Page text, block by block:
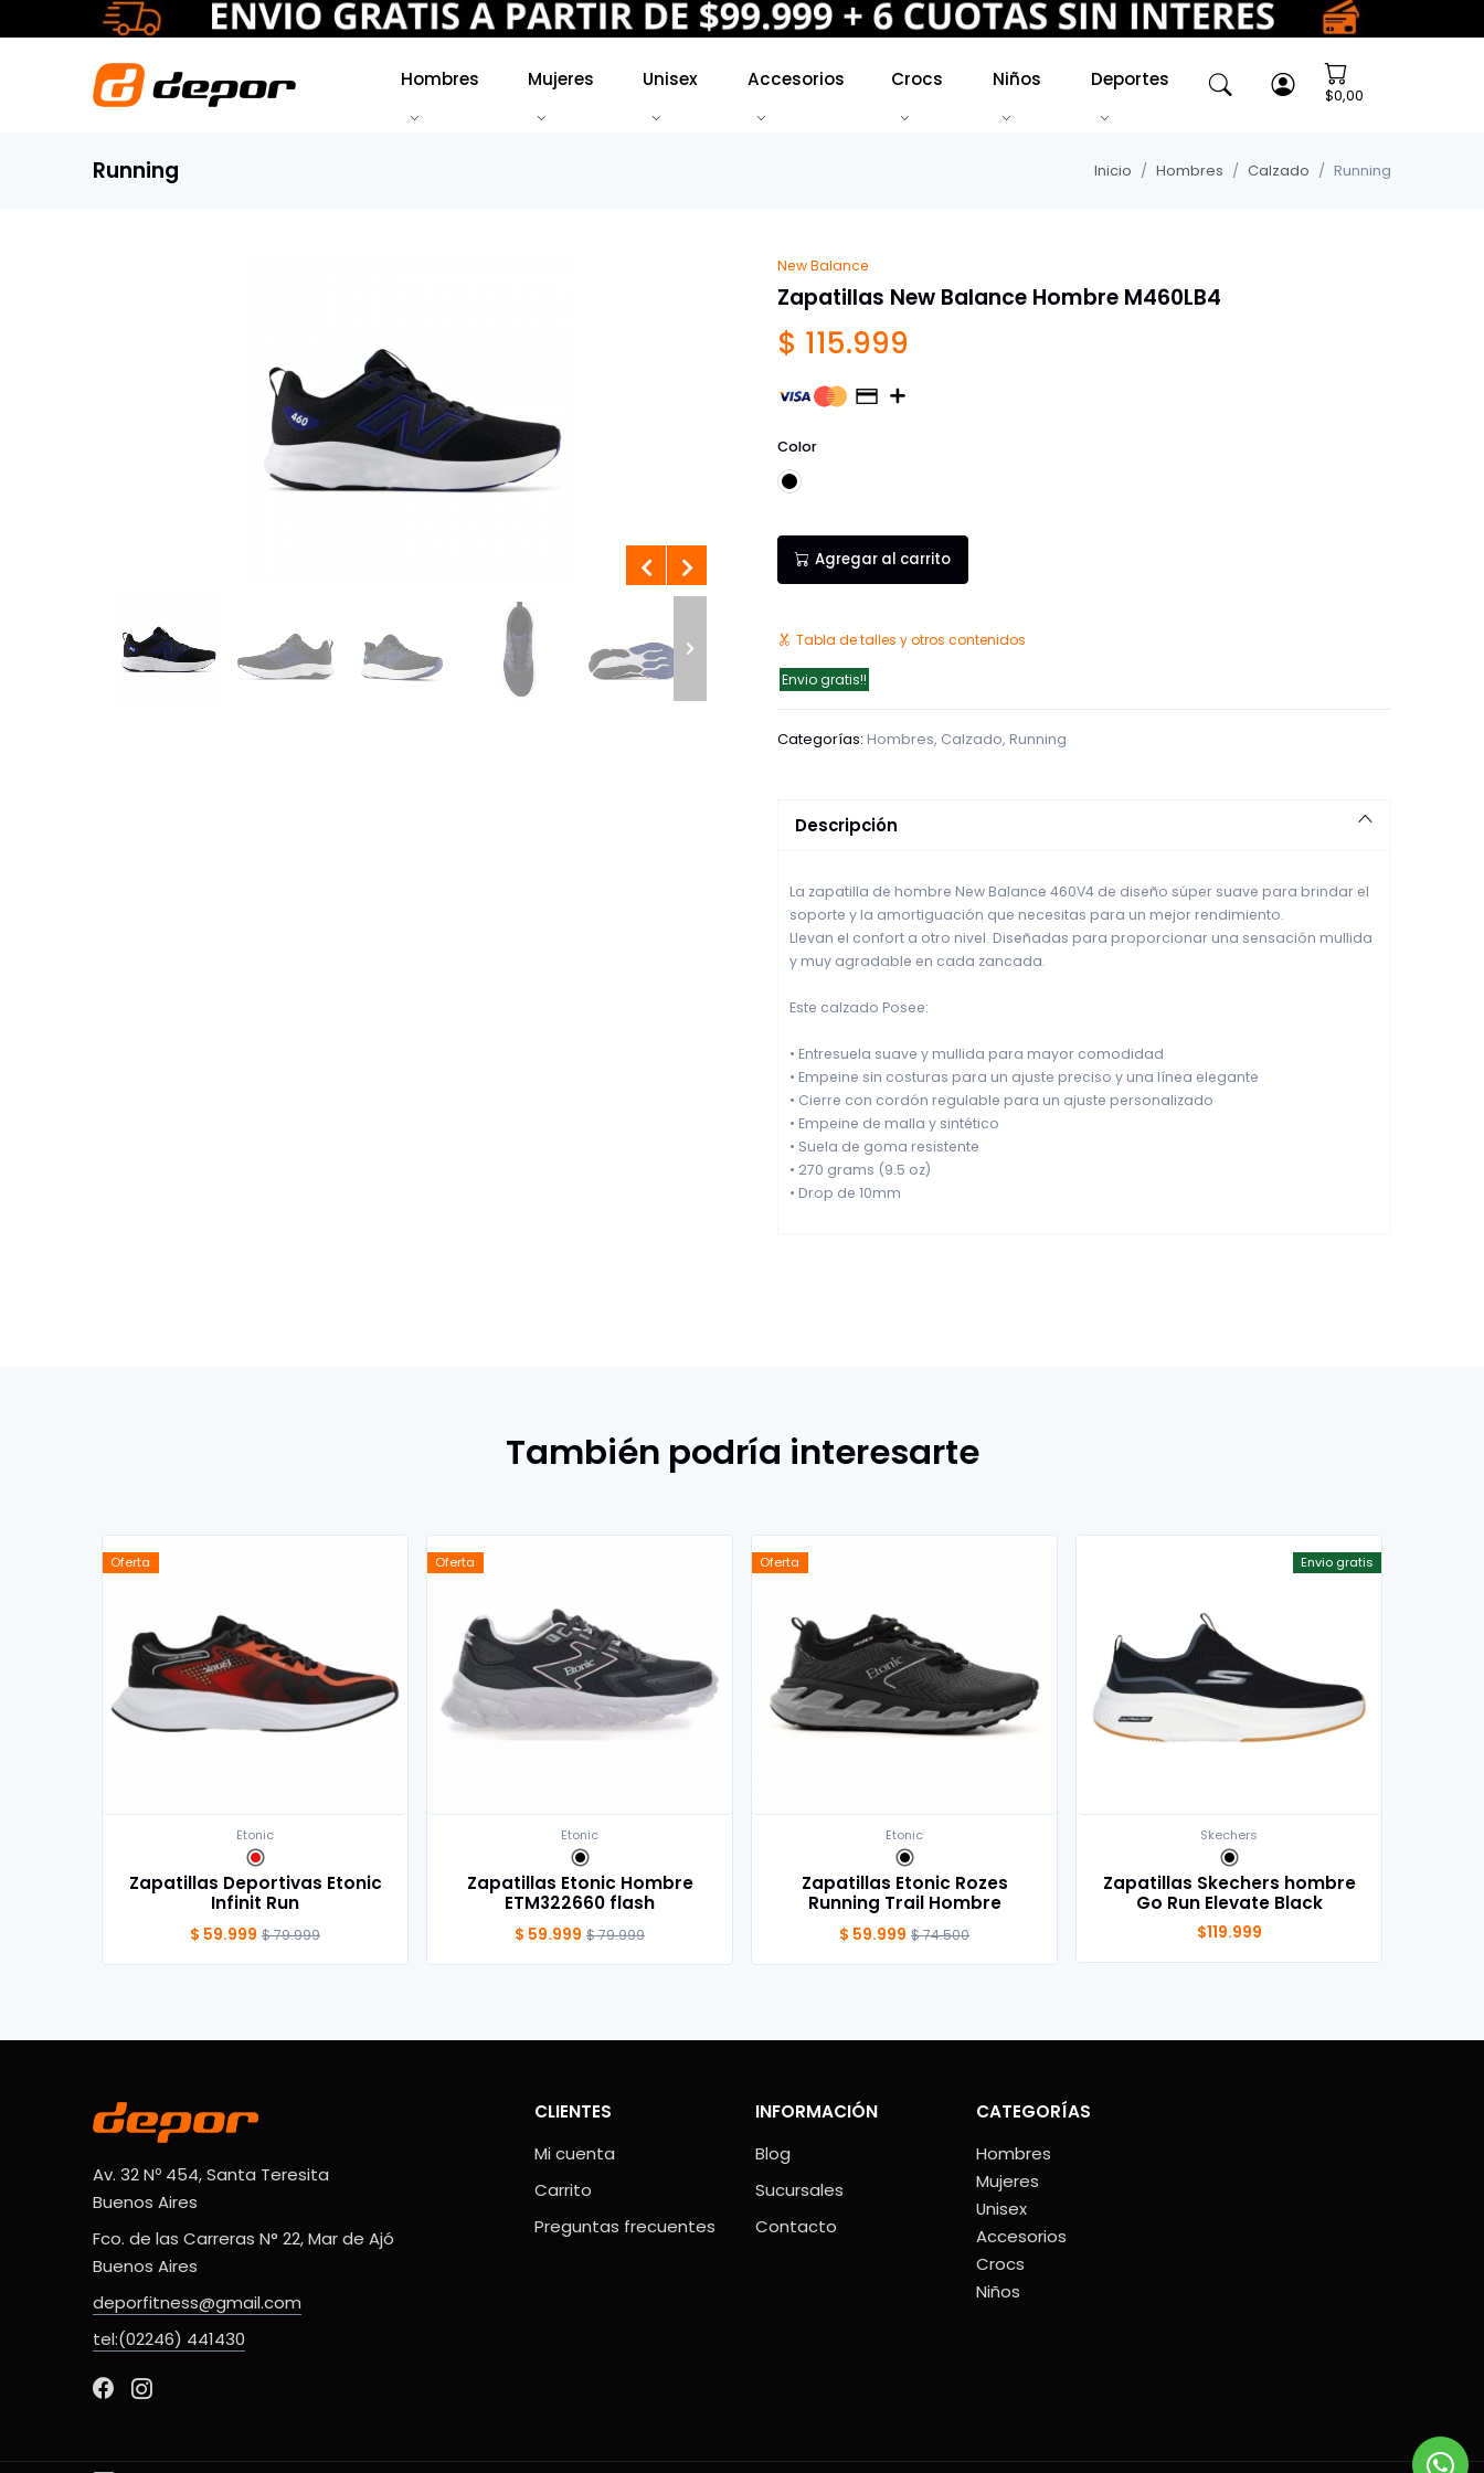
Hombres Mujeres Unisex Accesorios Crocs Niños Deportes
$0,00
Running Inicio Hombres Calzado Running
New Balance
Zapatillas New Balance Hombre M460LB4
$ 115.999
Color
Negro
Agregar al carrito
Tabla de talles y otros contenidos
Envio gratis!!
Categorías: Hombres, Calzado, Running
Descripción
La zapatilla de hombre New Balance 460V4 de diseño súper suave para brindar el
soporte y la amortiguación que necesitas para un mejor rendimiento.
Llevan el confort a otro nivel. Diseñadas para proporcionar una sensación mullida
y muy agradable en cada zancada.
Este calzado Posee:
• Entresuela suave y mullida para mayor comodidad
• Empeine sin costuras para un ajuste preciso y una línea elegante
• Cierre con cordón regulable para un ajuste personalizado
• Empeine de malla y sintético
• Suela de goma resistente
• 270 grams (9.5 oz)
• Drop de 10mm
También podría interesarte
Oferta
Etonic
Zapatillas Deportivas Etonic
Infinit Run
$ 59.999 $ 79.999
Oferta
Etonic
Zapatillas Etonic Hombre
ETM322660 flash
$ 59.999 $ 79.999
Oferta
Etonic
Zapatillas Etonic Rozes
Running Trail Hombre
$ 59.999 $ 74.500
Envio gratis
Skechers
Zapatillas Skechers hombre
Go Run Elevate Black
$119.999
Av. 32 Nº 454, Santa Teresita
Buenos Aires
Fco. de las Carreras N° 22, Mar de Ajó
Buenos Aires
deporfitness@gmail.com
tel:(02246) 441430
CLIENTES
Mi cuenta
Carrito
Preguntas frecuentes
INFORMACIÓN
Blog
Sucursales
Contacto
CATEGORÍAS
Hombres
Mujeres
Unisex
Accesorios
Crocs
Niños